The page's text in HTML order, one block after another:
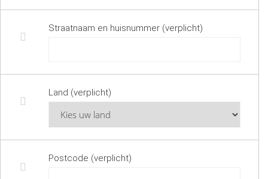
Straatnaam en huisnummer (verplicht)
Land (verplicht)
Postcode (verplicht)